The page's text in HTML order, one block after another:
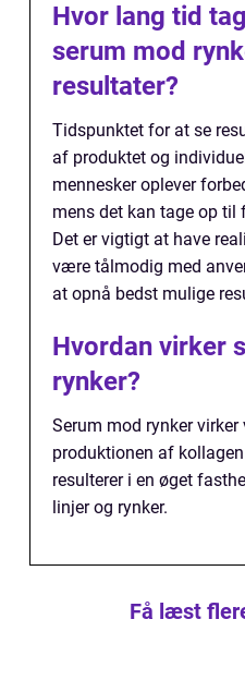
Hvor lang tid
serum mod
resultater?
Tidspunktet for at se
af produktet og
mennesker oplever
mens det kan tage op til
Det er vigtigt at have
være tålmodig med
at opnå bedst mulige
Hvordan virker
rynker?
Serum mod rynker
produktionen af
resulterer i en øget
linjer og rynker.
Få læst